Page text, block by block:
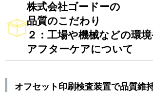
株式会社ゴードーの
品質のこだわり
２：工場や機械などの環
アフターケアについて
オフセット印刷検査装置で品質維